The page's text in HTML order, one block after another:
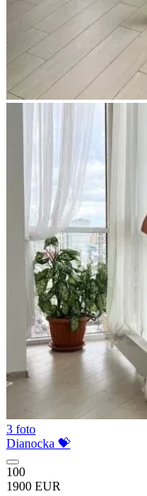
3 foto
Dianocka 💝
100
1900 EUR